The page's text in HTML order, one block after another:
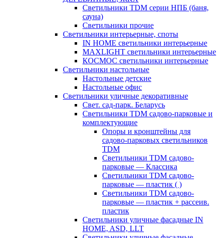
Светильники TDM серии НПБ (баня,
сауна)
Светильники прочие
Светильники интерьерные, споты
IN HOME светильники интерьерные
MAXLIGHT светильники интерьерные
КОСМОС светильники интерьерные
Светильники настольные
Настольные детские
Настольные офис
Светильники уличные декоративные
Свет. сад-парк. Беларусь
Светильники TDM садово-парковые и
комплектующие
Опоры и кронштейны для
садово-парковых светильников
TDM
Светильники TDM садово-
парковые — Классика
Светильники TDM садово-
парковые — пластик ( )
Светильники TDM садово-
парковые — пластик + рассеив.
пластик
Светильники уличные фасадные IN
HOME, ASD, LLT